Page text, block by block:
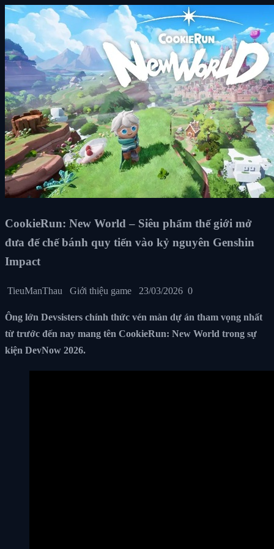
CookieRun: New World – Siêu phẩm thế giới mở
đưa đế chế bánh quy tiến vào kỷ nguyên Genshin
Impact
TieuManThau Giới thiệu game 23/03/2026 0
Ông lớn Devsisters chính thức vén màn dự án tham vọng nhất
từ trước đến nay mang tên CookieRun: New World trong sự
kiện DevNow 2026.